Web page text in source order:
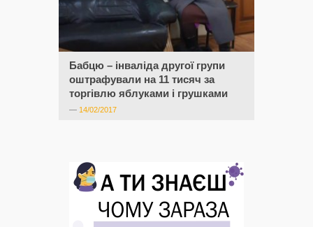
Бабцю – інваліда другої групи
оштрафували на 11 тисяч за
торгівлю яблуками і грушками
— 14/02/2017